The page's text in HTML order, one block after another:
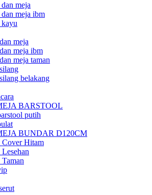
meja
meja ibm
kayu
meja
meja ibm
meja taman
belakang
BARSTOOL
putih
BUNDAR D120CM
Hitam